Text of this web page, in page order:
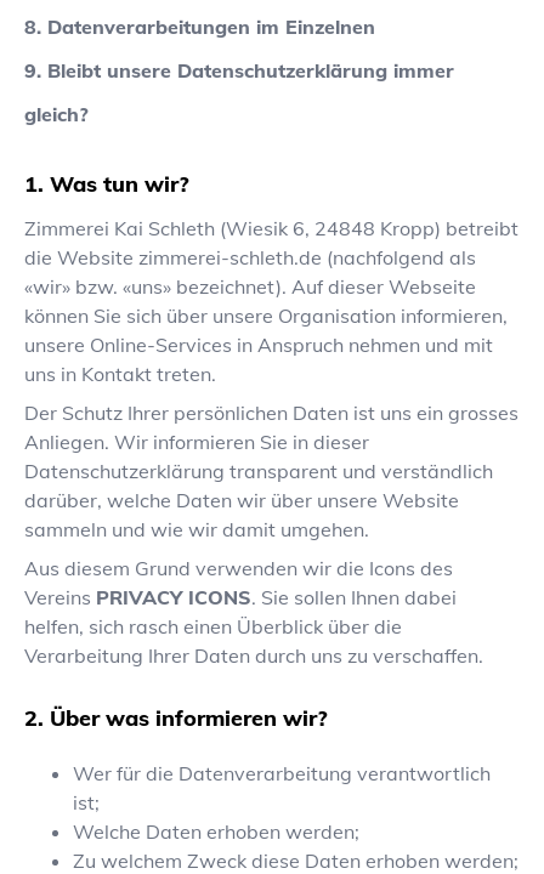
8. Datenverarbeitungen im Einzelnen
9. Bleibt unsere Datenschutzerklärung immer
gleich?
Was tun wir?
Zimmerei Kai Schleth (Wiesik 6, 24848 Kropp) betreibt
die Website zimmerei-schleth.de (nachfolgend als
«wir» bzw. «uns» bezeichnet). Auf dieser Webseite
können Sie sich über unsere Organisation informieren,
unsere Online-Services in Anspruch nehmen und mit
uns in Kontakt treten.
Der Schutz Ihrer persönlichen Daten ist uns ein grosses
Anliegen. Wir informieren Sie in dieser
Datenschutzerklärung transparent und verständlich
darüber, welche Daten wir über unsere Website
sammeln und wie wir damit umgehen.
Aus diesem Grund verwenden wir die Icons des
Vereins PRIVACY ICONS. Sie sollen Ihnen dabei
helfen, sich rasch einen Überblick über die
Verarbeitung Ihrer Daten durch uns zu verschaffen.
Über was informieren wir?
Wer für die Datenverarbeitung verantwortlich
ist;
Welche Daten erhoben werden;
Zu welchem Zweck diese Daten erhoben werden;